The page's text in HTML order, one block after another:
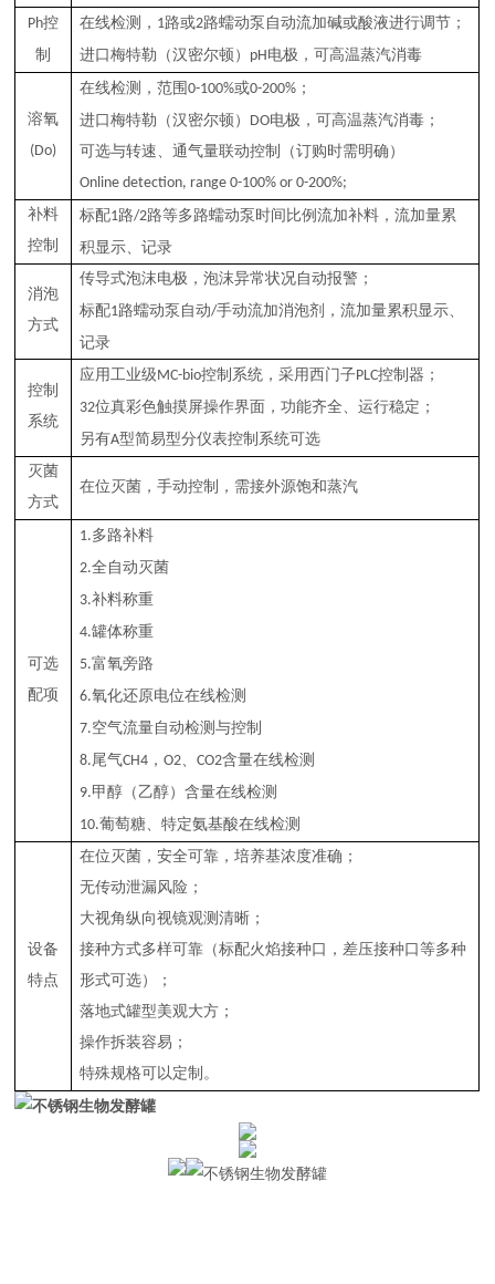
Ph控
制
在线检测， 1路或2路蠕动泵自动流加碱或酸液进行调节；
进口梅特勒（汉密尔顿） pH电极，可高温蒸汽消毒
溶氧
(Do)
在线检测，范围0-100%或0-200% ；
进口梅特勒（汉密尔顿） DO电极，可高温蒸汽消毒；
可选与转速、通气量联动控制（订购时需明确）
Online detection, range 0-100% or 0-200%;
补料
控制
标配1路/2路等多路蠕动泵时间比例流加补料，流加量累
积显示、记录
消泡
方式
传导式泡沫电极，泡沫异常状况自动报警；
标配1路蠕动泵自动/手动流加消泡剂，流加量累积显示、
记录
控制
系统
应用工业级MC-bio控制系统，采用西门子PLC控制器；
32位真彩色触摸屏操作界面，功能齐全、运行稳定；
另有A型简易型分仪表控制系统可选
灭菌
方式
在位灭菌，手动控制，需接外源饱和蒸汽
可选
配项
1.多路补料
2.全自动灭菌
3.补料称重
4.罐体称重
5.富氧旁路
6.氧化还原电位在线检测
7.空气流量自动检测与控制
8.尾气CH4 ，O2、CO2含量在线检测
9.甲醇（乙醇）含量在线检测
10.葡萄糖、特定氨基酸在线检测
设备
特点
在位灭菌，安全可靠，培养基浓度准确；
无传动泄漏风险；
大视角纵向视镜观测清晰；
接种方式多样可靠（标配火焰接种口，差压接种口等多种
形式可选）；
落地式罐型美观大方；
操作拆装容易；
特殊规格可以定制。